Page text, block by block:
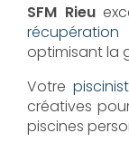
SFM Rieu
optimisant la
Votre
créatives
piscines